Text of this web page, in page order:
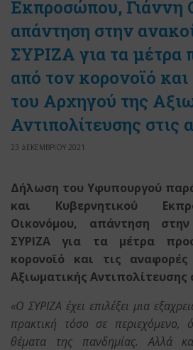
Εκπροσώπου, Γιάννη
απάντηση στην
ΣΥΡΙΖΑ για τα μέτρα
από τον κορονοϊό
του Αρχηγού της
Αντιπολίτευσης στις
23 ΔΕΚΕΜΒΡΙΟΥ 2021
Δήλωση του Υφυπουργού
και Κυβερνητικού
Οικονόμου, απάντηση
ΣΥΡΙΖΑ για τα μέτρα
κορονοϊό και τις
Αξιωματικής Αντιπολίτευσης
«Ο ΣΥΡΙΖΑ έχει επιλέξει μια
πρακτική τόσο σε
θέματα της πανδημίας. Αλλά